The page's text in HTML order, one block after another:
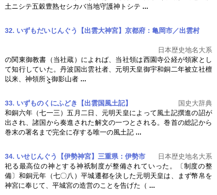
土ニシテ五穀豊熟セシカバ当地守護神トシテ ...
32. いずもだいじんぐう【出雲大神宮】京都府：亀岡市／出雲村
日本歴史地名大系
の関東御教書（当社蔵）によれば、当社領は西園寺公経が領家とし
て知行していた。丹波国出雲社者、 元明天皇御宇和銅二年被立社檀
以来、神領所
御影山者 ...
33. いずものくにふどき【出雲国風土記】
国史大辞典
和銅六年（七一三）五月二日、 元明天皇によって風土記撰進の詔が
出され、諸国から奏進された解文の一つとされる。巻首の総記から
巻末の署名まで完全に存する唯一の風土記 ...
34. いせじんぐう【伊勢神宮】三重県：伊勢市
日本歴史地名大系
祀る最高位の神とする神祇制度が整備されていった。〔制度の整
備〕和銅元年（七〇八）平城遷都を決した元明天皇は、まず幣帛を
神宮に奉じて、平城宮の造営のことを告げた（ ...